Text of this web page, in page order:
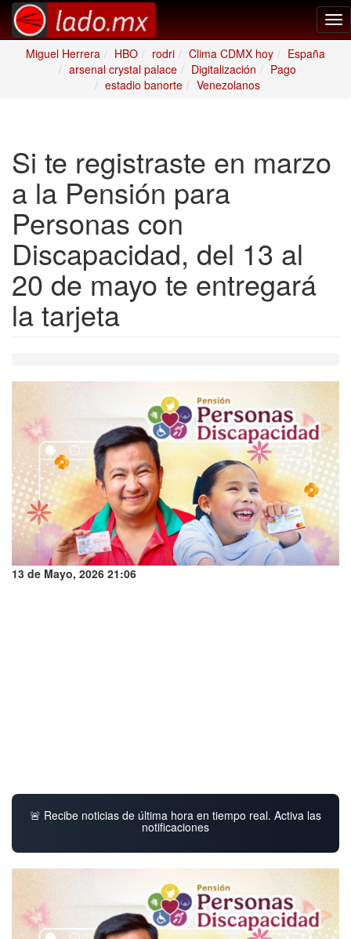
Miguel Herrera
HBO rodri Clima CDMX hoy
España
arsenal crystal palace
Digitalización
Pago
estadio banorte
Venezolanos
Si te registraste en marzo
a la Pensión para
Personas con
Discapacidad, del 13 al
20 de mayo te entregará
la tarjeta
13 de Mayo, 2026 21:06
🚨 Recibe noticias de última hora en tiempo real. Activa las
notificaciones